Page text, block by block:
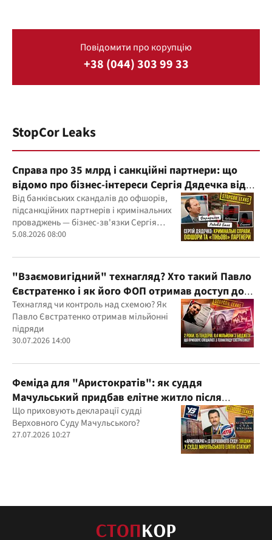
Повідомити про корупцію
+38 (044) 303 99 33
StopCor Leaks
Справа про 35 млрд і санкційні партнери: що
відомо про бізнес-інтереси Сергія Дядечка від
"Родовід Банку" до "ФАРМАСЕЛ"
Від банківських скандалів до офшорів,
підсанкційних партнерів і кримінальних
проваджень — бізнес-зв'язки Сергія
Дядечка й досі простягаються через
5.08.2026 08:00
"Взаємовигідний" технагляд? Хто такий Павло
Євстратенко і як його ФОП отримав доступ до
бюджетних мільйонів?
Технагляд чи контроль над схемою? Як
Павло Євстратенко отримав мільйонні
підряди
30.07.2026 14:00
Феміда для "Аристократів": як суддя
Мачульський придбав елітне житло після
вердикту на користь забудовника?
Що приховують декларації судді
Верховного Суду Мачульського?
27.07.2026 10:27